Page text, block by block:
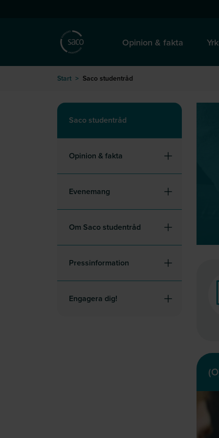
Opinion & fakta
Start > Saco studentråd
Saco studentråd
Opinion & fakta
Evenemang
Om Saco studentråd
Pressinformation
Engagera dig!